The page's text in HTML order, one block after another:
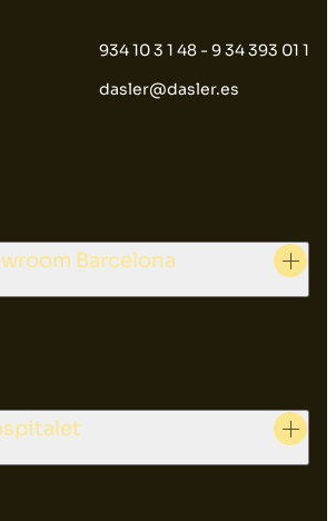
934 10 3 1 48 - 9 34 393 01 1
dasler@dasler.es
Barcelona